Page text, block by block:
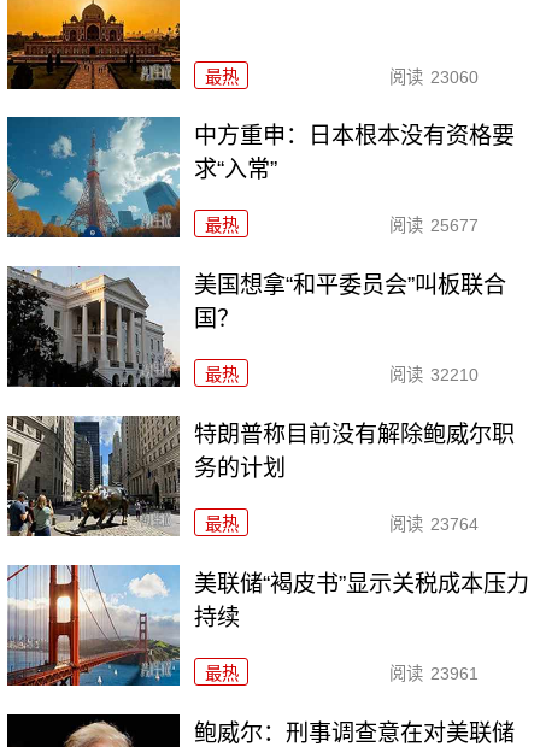
最热 阅读 23060
中方重申：日本根本没有资格要
求“入常”
最热 阅读 25677
美国想拿“和平委员会”叫板联合
国？
最热 阅读 32210
特朗普称目前没有解除鲍威尔职
务的计划
最热 阅读 23764
美联储“褐皮书”显示关税成本压力
持续
最热 阅读 23961
鲍威尔：刑事调查意在对美联储